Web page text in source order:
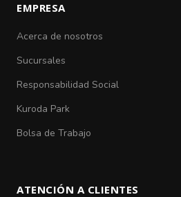
EMPRESA
Acerca de nosotros
Sucursales
Responsabilidad Social
Kuroda Park
Bolsa de Trabajo
ATENCIÓN A CLIENTES